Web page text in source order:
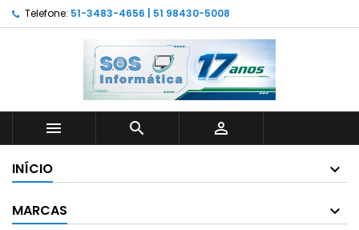
Telefone: 51-3483-4656 | 51 98430-5008
  
INÍCIO
MARCAS